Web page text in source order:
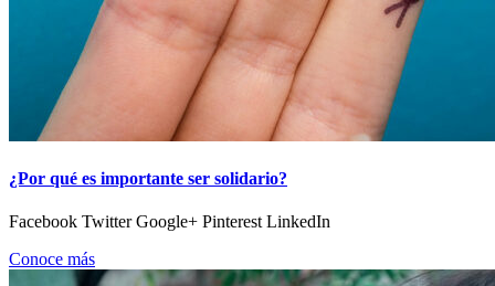
¿Por qué es importante ser solidario?
Facebook Twitter Google+ Pinterest LinkedIn
Conoce más